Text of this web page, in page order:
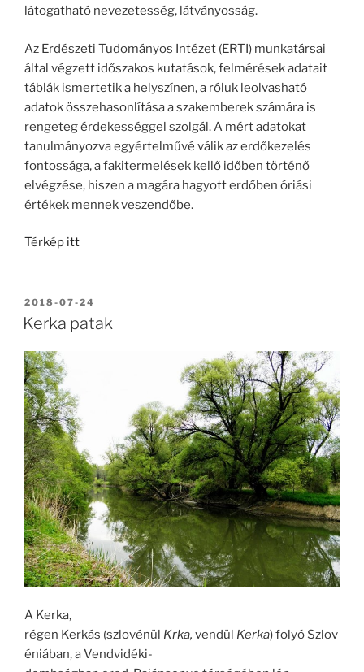
látogatható nevezetesség, látványosság.
Az Erdészeti Tudományos Intézet (ERTI) munkatársai
által végzett időszakos kutatások, felmérések adatait
táblák ismertetik a helyszínen, a róluk leolvasható
adatok összehasonlítása a szakemberek számára is
rengeteg érdekességgel szolgál. A mért adatokat
tanulmányozva egyértelművé válik az erdőkezelés
fontossága, a fakitermelések kellő időben történő
elvégzése, hiszen a magára hagyott erdőben óriási
értékek mennek veszendőbe.
Térkép itt
BEKÜLDVE:
2018-07-24
Kerka patak
A Kerka,
régen Kerkás (szlovénül Krka, vendül Kerka) folyó Szlov
éniában, a Vendvidéki-